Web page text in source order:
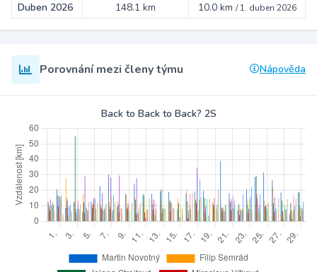
Duben 2026 148.1 km 10.0 km /1. duben 2026
Porovnání mezi členy týmu Nápověda
Back to Back to Back? 2S